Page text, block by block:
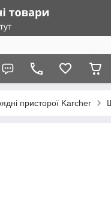
присторої Karcher